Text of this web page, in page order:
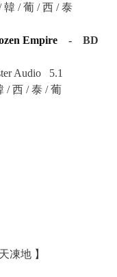
韓 / 葡 / 西 / 泰
Empire - BD
Audio 5.1
/ 西 / 泰 / 葡
凍地 】